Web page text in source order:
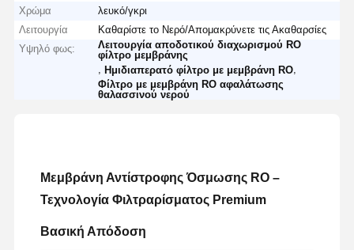
Χρώμα
λευκό/γκρι
Λειτουργία
Καθαρίστε το Νερό/Απομακρύνετε τις Ακαθαρσίες
Υψηλό φως:
Λειτουργία αποδοτικού διαχωρισμού RO
φίλτρο μεμβράνης
,Ημιδιαπερατό φίλτρο με μεμβράνη RO
Φίλτρο με μεμβράνη RO αφαλάτωσης
θαλασσινού νερού
​Μεμβράνη Αντίστροφης Όσμωσης RO –
Τεχνολογία Φιλτραρίσματος Premium​
​Βασική Απόδοση​